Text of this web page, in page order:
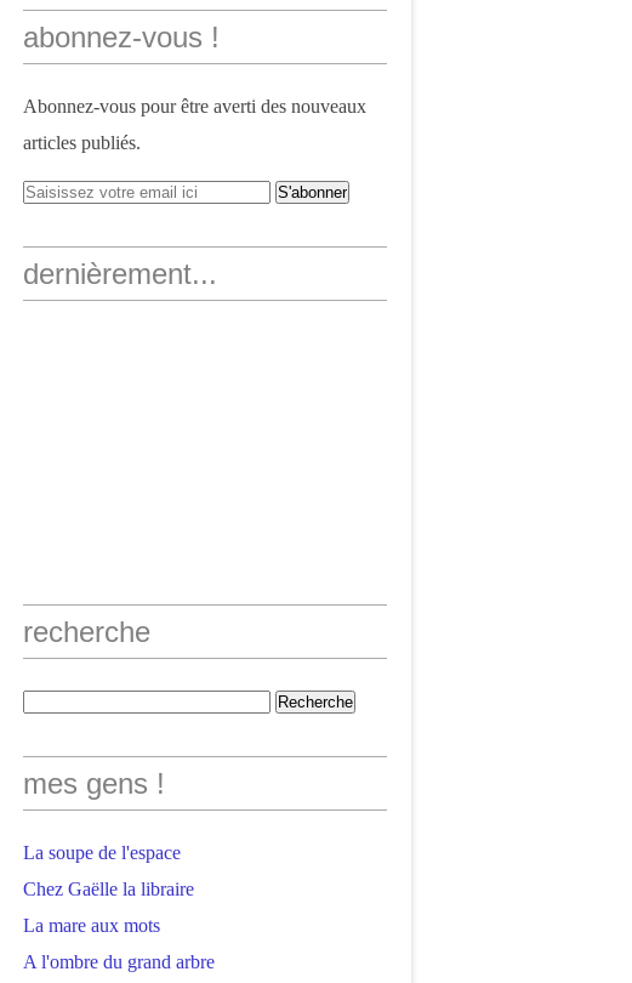
abonnez-vous !
Abonnez-vous pour être averti des nouveaux
articles publiés.
dernièrement...
recherche
mes gens !
La soupe de l'espace
Chez Gaëlle la libraire
La mare aux mots
A l'ombre du grand arbre